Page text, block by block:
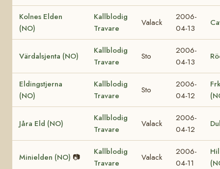
Kolnes Elden
(NO)
Kallblodig
Travare
Valack
2006-
04-13
Värdalsjenta (NO)
Kallblodig
Travare
Sto
2006-
04-13
Eldingstjerna
(NO)
Kallblodig
Travare
Sto
2006-
04-12
Jåra Eld (NO)
Kallblodig
Travare
Valack
2006-
04-12
Minielden (NO) 📷
Kallblodig
Travare
Valack
2006-
04-11